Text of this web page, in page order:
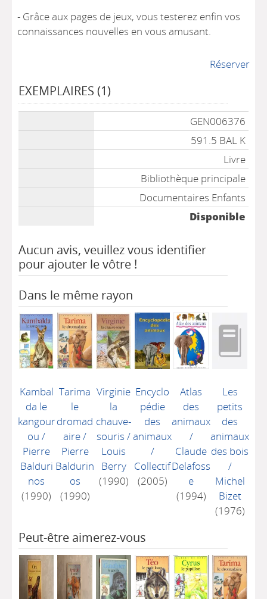
- Grâce aux pages de jeux, vous testerez enfin vos
connaissances nouvelles en vous amusant.
Réserver
EXEMPLAIRES (1)
GEN006376
591.5 BAL K
Livre
Bibliothèque principale
Documentaires Enfants
Disponible
Aucun avis, veuillez vous identifier
pour ajouter le vôtre !
Dans le même rayon
Kambal
da le
kangour
ou /
Pierre
Balduri
nos
(1990)
Tarima
le
dromad
aire/
Pierre
Baldurin
os
(1990)
Virginie
la
chauve-
souris /
Louis
Berry
(1990)
Encyclo
pédie
des
animaux
/
Collectif
(2005)
Atlas
des
animaux
/
Claude
Delafoss
e
(1994)
Les
petits
des
animaux
des bois
/
Michel
Bizet
(1976)
Peut-être aimerez-vous